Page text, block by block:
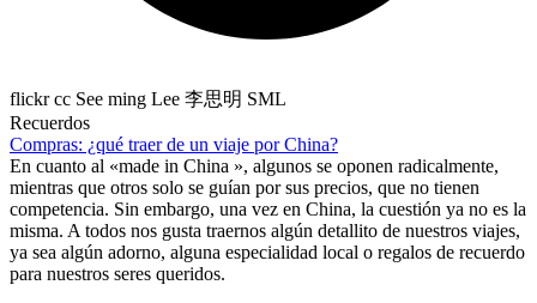
flickr cc See ming Lee 李思明 SML
Recuerdos
Compras: ¿qué traer de un viaje por China?
En cuanto al «made in China », algunos se oponen radicalmente,
mientras que otros solo se guían por sus precios, que no tienen
competencia. Sin embargo, una vez en China, la cuestión ya no es la
misma. A todos nos gusta traernos algún detallito de nuestros viajes,
ya sea algún adorno, alguna especialidad local o regalos de recuerdo
para nuestros seres queridos.